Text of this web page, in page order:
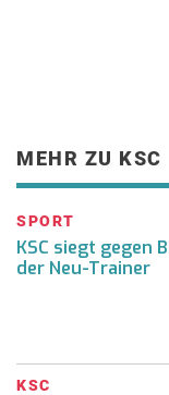
MEHR ZU KSC
SPORT
KSC siegt gegen
der Neu-Trainer
KSC